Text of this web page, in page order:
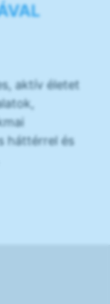
aktív életet
háttérrel és